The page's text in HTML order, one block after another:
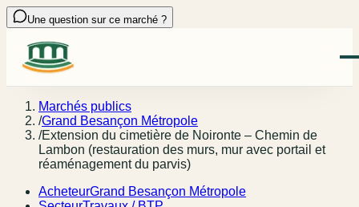
Une question sur ce marché ?
Marchés publics
/Grand Besançon Métropole
/Extension du cimetière de Noironte – Chemin de
Lambon (restauration des murs, mur avec portail et
réaménagement du parvis)
AcheteurGrand Besançon Métropole